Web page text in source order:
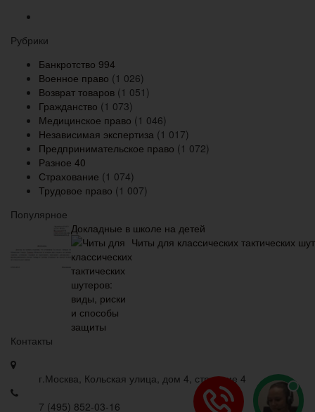
Рубрики
Банкротство 994
Военное право (1 026)
Возврат товаров (1 051)
Гражданство (1 073)
Медицинское право (1 046)
Независимая экспертиза (1 017)
Предпринимательское право (1 072)
Разное 40
Страхование (1 074)
Трудовое право (1 007)
Популярное
Докладные в школе на детей
Читы для классических тактических
Контакты
г.Москва, Кольская улица, дом 4, строение 4
7 (495) 852-03-16